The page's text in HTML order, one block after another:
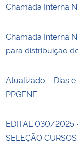
Advocacia-Geral da União
Banco Central do Brasil
Chamada Interna
Chamada Interna
para distribuição
Atualizado – Dias
PPGENF
EDITAL 030/2025
SELEÇÃO